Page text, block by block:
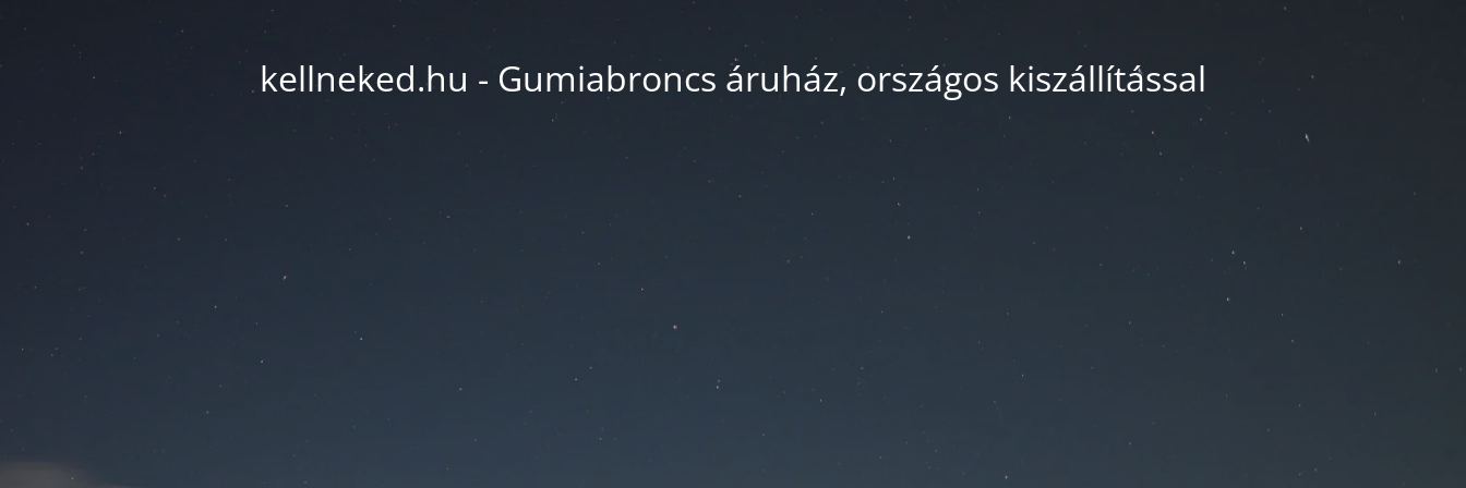
kellneked.hu - Gumiabroncs áruház, országos kiszállítással